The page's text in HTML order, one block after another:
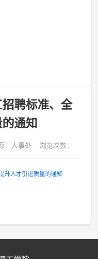
聘标准、全
通知
：人事处 浏览次数：
升人才引进质量的通知